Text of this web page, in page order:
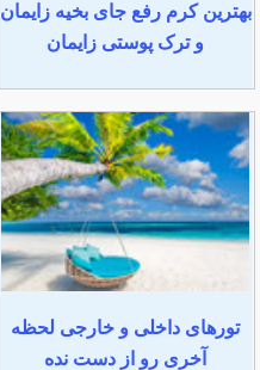
بهترین کرم رفع جای بخیه زایمان
و ترک پوستی زایمان
تورهای داخلی و خارجی لحظه
آخری رو از دست نده